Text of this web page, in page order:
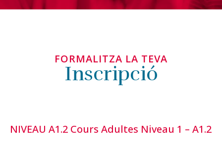
FORMALITZA LA TEVA
Inscripció
NIVEAU A1.2 Cours Adultes Niveau 1 – A1.2